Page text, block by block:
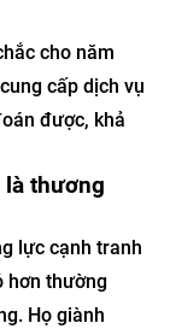
cho năm
cấp dịch vụ
được, khả
là thương
lực cạnh tranh
hơn thường
Họ giành